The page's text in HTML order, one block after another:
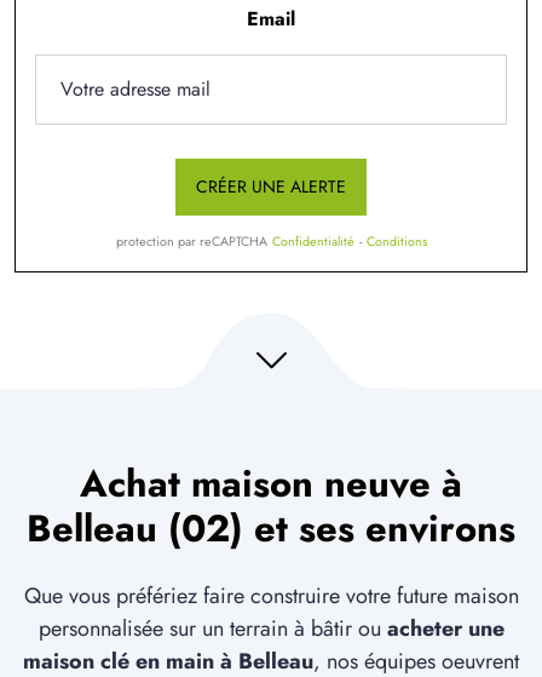
Email
CRÉER UNE ALERTE
protection par reCAPTCHA Confidentialité - Conditions
Achat maison neuve à
Belleau (02) et ses environs
Que vous préfériez faire construire votre future maison
personnalisée sur un terrain à bâtir ou acheter une
maison clé en main à Belleau, nos équipes oeuvrent